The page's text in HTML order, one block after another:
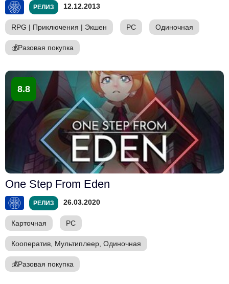
РЕЛИЗ 12.12.2013
RPG | Приключения | Экшен PC Одиночная
💰Разовая покупка
8.8
One Step From Eden
РЕЛИЗ 26.03.2020
Карточная PC
Кооператив, Мультиплеер, Одиночная
💰Разовая покупка